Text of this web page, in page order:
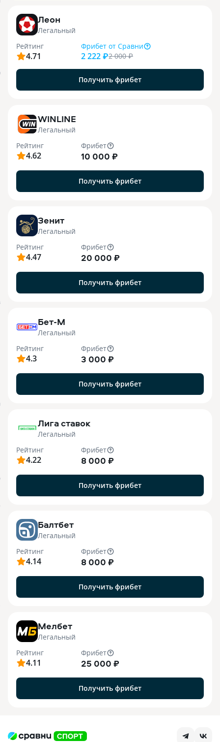
Леон
Легальный
Рейтинг
4.71
Фрибет от Сравни
2 222 ₽2 000₽
Получить фрибет
WINLINE
Легальный
Рейтинг
4.62
Фрибет
10 000 ₽
Получить фрибет
Зенит
Легальный
Рейтинг
4.47
Фрибет
20 000 ₽
Получить фрибет
Бет-М
Легальный
Рейтинг
4.3
Фрибет
3 000 ₽
Получить фрибет
Лига ставок
Легальный
Рейтинг
4.22
Фрибет
8 000 ₽
Получить фрибет
Балтбет
Легальный
Рейтинг
4.14
Фрибет
8 000 ₽
Получить фрибет
Мелбет
Легальный
Рейтинг
4.11
Фрибет
25 000 ₽
Получить фрибет